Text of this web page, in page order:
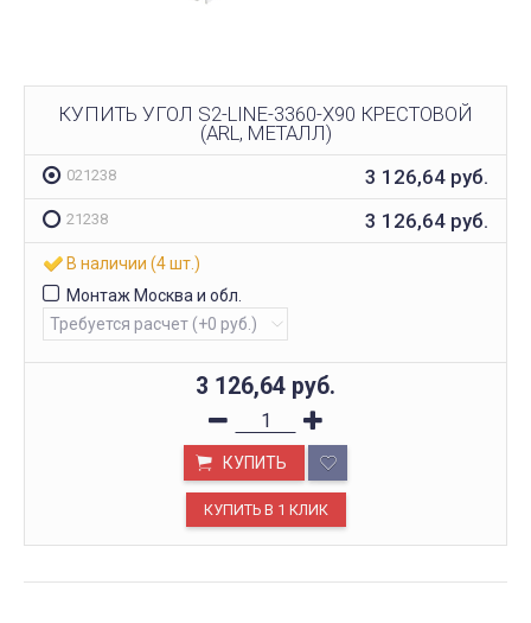
КУПИТЬ УГОЛ S2-LINE-3360-X90 КРЕСТОВОЙ
(ARL, МЕТАЛЛ)
021238 3 126,64 руб.
21238 3 126,64 руб.
В наличии (4 шт.)
Монтаж Москва и обл.
3 126,64 руб.
КУПИТЬ